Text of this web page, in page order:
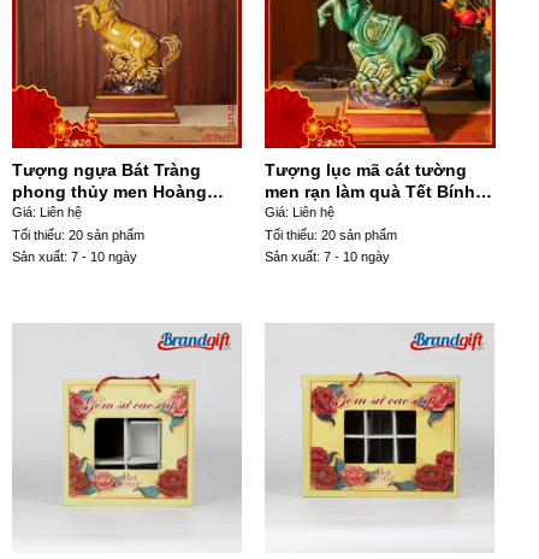
Tượng ngựa Bát Tràng
phong thủy men Hoàng
Thổ quà Tết Bính Ngọ 2026
TLV-05
Giá: Liên hệ
Tối thiểu: 20 sản phẩm
Sản xuất: 7 - 10 ngày
Tượng lục mã cát tường
men rạn làm quà Tết Bính
Ngọ 2026 41x36x11cm TLV-
02
Giá: Liên hệ
Tối thiểu: 20 sản phẩm
Sản xuất: 7 - 10 ngày